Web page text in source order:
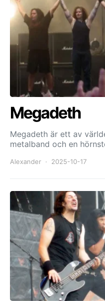
Megadeth
Megadeth är ett av
metalband och en
Alexander 2025-10-17